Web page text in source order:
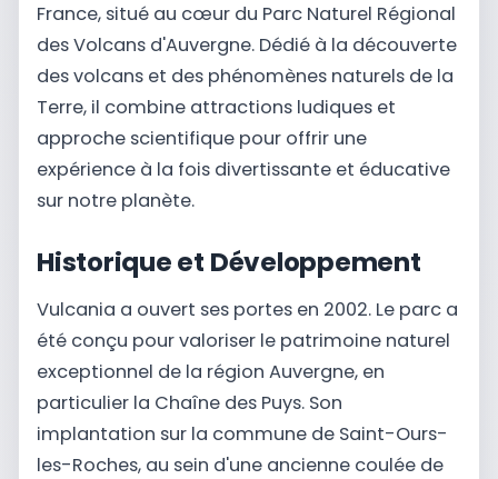
France, situé au cœur du Parc Naturel Régional
des Volcans d'Auvergne. Dédié à la découverte
des volcans et des phénomènes naturels de la
Terre, il combine attractions ludiques et
approche scientifique pour offrir une
expérience à la fois divertissante et éducative
sur notre planète.
Historique et Développement
Vulcania a ouvert ses portes en 2002. Le parc a
été conçu pour valoriser le patrimoine naturel
exceptionnel de la région Auvergne, en
particulier la Chaîne des Puys. Son
implantation sur la commune de Saint-Ours-
les-Roches, au sein d'une ancienne coulée de